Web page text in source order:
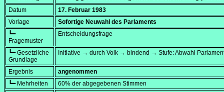
Datum
17. Februar 1983
Vorlage
Sofortige Neuwahl des Parlaments
┗━
Fragemuster
Entscheidungsfrage
┗━ Gesetzliche
Grundlage
Initiative → durch Volk → bindend → Stufe: Abwahl
Ergebnis
angenommen
┗━ Mehrheiten
60% der abgegebenen Stimmen